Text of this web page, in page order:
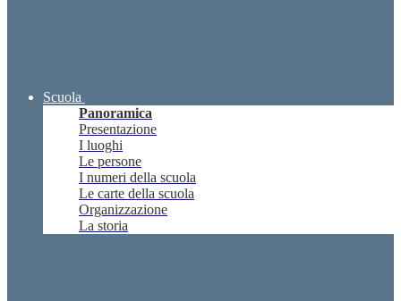
Scuola
Panoramica
Presentazione
I luoghi
Le persone
I numeri della scuola
Le carte della scuola
Organizzazione
La storia